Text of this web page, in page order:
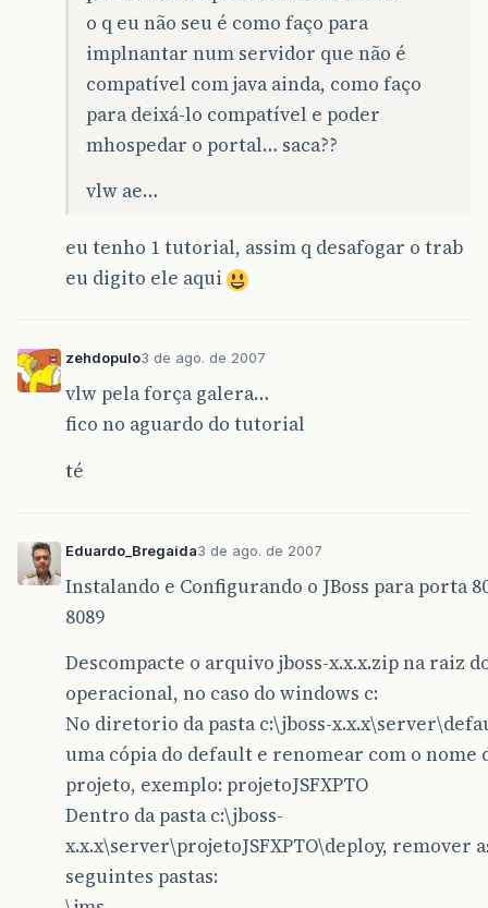
o q eu não seu é como faço para
implnantar num servidor que não é
compatível com java ainda, como faço
para deixá-lo compatível e poder
mhospedar o portal… saca??
vlw ae…
eu tenho 1 tutorial, assim q desafogar o trab
eu digito ele aqui
zehdopulo3 de ago. de 2007
vlw pela força galera…
fico no aguardo do tutorial
té
Eduardo_Bregaida3 de ago. de 2007
Instalando e Configurando o JBoss para porta
8089
Descompacte o arquivo jboss-x.x.x.zip na raiz
operacional, no caso do windows c:
No diretorio da pasta c:\jboss-
uma cópia do default e renomear com o nome
projeto, exemplo: projetoJSFXPTO
Dentro da pasta c:\jboss-
x.x.x\server\projetoJSFXPTO\deploy, remover
seguintes pastas: